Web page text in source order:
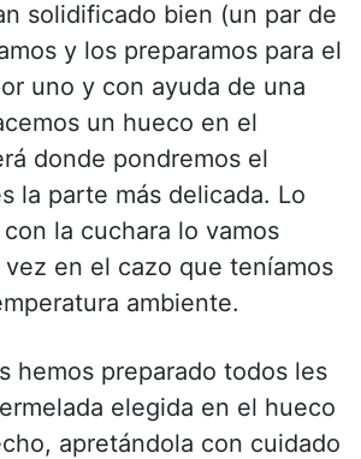
solidificado bien (un par de
y los preparamos para el
uno y con ayuda de una
un hueco en el
donde pondremos el
la parte más delicada. Lo
la cuchara lo vamos
en el cazo que teníamos
ambiente.
hemos preparado todos les
elegida en el hueco
apretándola con cuidado